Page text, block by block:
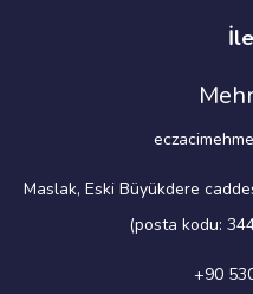
Maslak, Eski Büyükdere
(posta kodu:
+90